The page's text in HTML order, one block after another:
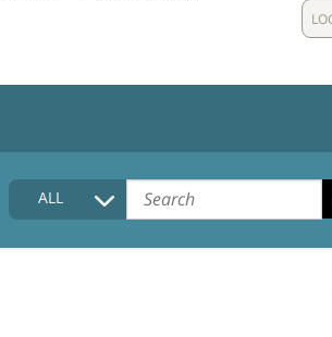
HOME
COLLECTIONS DESCRIPTION
ALL